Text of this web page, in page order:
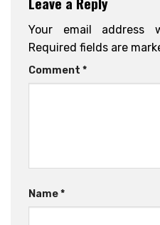
Your email address
Required fields are
Comment *
Name*